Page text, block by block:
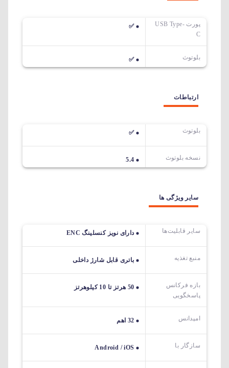
پورت USB Type-
C
✅
بلوتوث ✅
ارتباطات
بلوتوث ✅
نسخه بلوتوث 5.4
سایر ویژگی ها
سایر قابلیت‌ها دارای نویز کنسلینگ ENC
منبع تغذیه باتری قابل شارژ داخلی
بازه فرکانس
پاسخگویی
50 هرتز تا 10 کیلوهرتز
امپدانس 32 اهم
سازگار با Android / iOS